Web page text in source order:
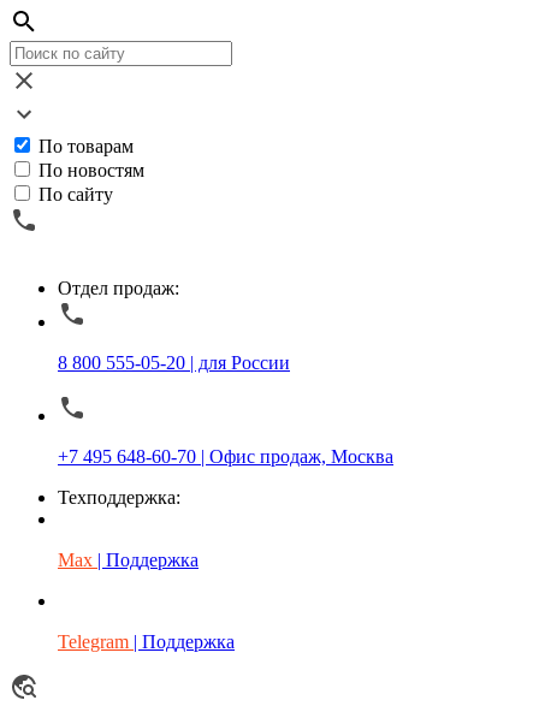
По товарам
По новостям
По сайту
Отдел продаж:
8 800 555-05-20 | для России
+7 495 648-60-70 | Офис продаж, Москва
Техподдержка:
Max | Поддержка
Telegram | Поддержка